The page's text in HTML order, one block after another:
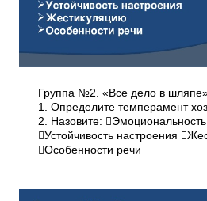
Группа №2. «Все дело в
1. Определите темперамент
2. Назовите:
Устойчивость настроения
Особенности речи